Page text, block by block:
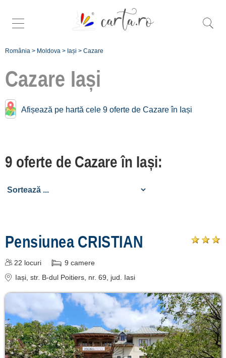
România > Moldova > Iași > Cazare
Cazare Iași
Afișează pe hartă cele 9 oferte de Cazare în Iași
9 oferte de Cazare în Iași:
Pensiunea CRISTIAN
22 locuri 9 camere
Iași , str. B-dul Poitiers, nr. 69 , jud. Iasi
Cazare în apropiere de
Iași:
[3 oferte la 58.6 km]
[24 oferte la 83.3 km]
Botoșani
[2 oferte la 195.8 km]
Înscrie o unitate de